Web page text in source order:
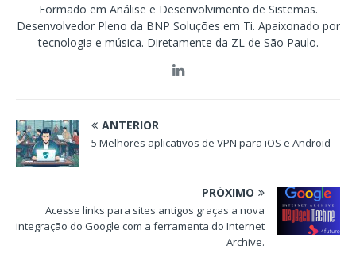
Formado em Análise e Desenvolvimento de Sistemas.
Desenvolvedor Pleno da BNP Soluções em Ti. Apaixonado por
tecnologia e música. Diretamente da ZL de São Paulo.
ANTERIOR
5 Melhores aplicativos de VPN para iOS e Android
PRÓXIMO
Acesse links para sites antigos graças a nova
integração do Google com a ferramenta do Internet
Archive.